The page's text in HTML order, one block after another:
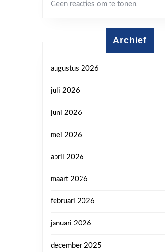
Geen reacties om te tonen.
Archief
augustus 2026
juli 2026
juni 2026
mei 2026
april 2026
maart 2026
februari 2026
januari 2026
december 2025